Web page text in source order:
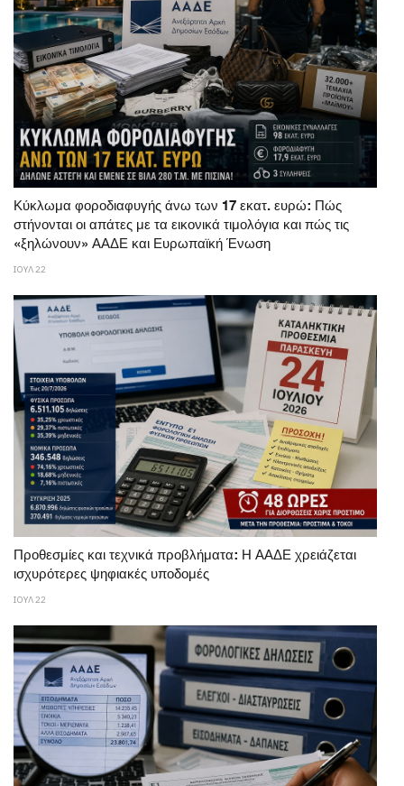
Κύκλωμα φοροδιαφυγής άνω των 17 εκατ. ευρώ: Πώς
στήνονται οι απάτες με τα εικονικά τιμολόγια και πώς τις
«ξηλώνουν» ΑΑΔΕ και Ευρωπαϊκή Ένωση
ΙΟΥΛ 22
Προθεσμίες και τεχνικά προβλήματα: Η ΑΑΔΕ χρειάζεται
ισχυρότερες ψηφιακές υποδομές
ΙΟΥΛ 22